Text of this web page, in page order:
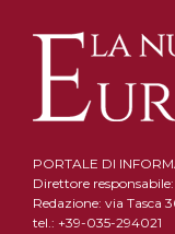
PORTALE DI
Direttore
Redazione: via Tasca
tel.: +39-035-294021